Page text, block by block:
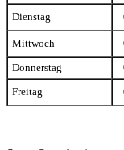
Dienstag
Mittwoch
Donnerstag
Freitag